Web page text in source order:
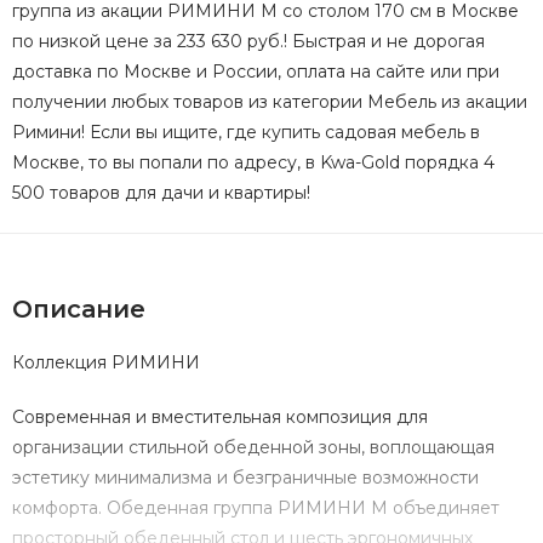
группа из акации РИМИНИ M со столом 170 см в Москве
по низкой цене за 233 630 руб.! Быстрая и не дорогая
доставка по Москве и России, оплата на сайте или при
получении любых товаров из категории Мебель из акации
Римини! Если вы ищите, где купить садовая мебель в
Москве, то вы попали по адресу, в Kwa-Gold порядка 4
500 товаров для дачи и квартиры!
Описание
Коллекция РИМИНИ
Современная и вместительная композиция для
организации стильной обеденной зоны, воплощающая
эстетику минимализма и безграничные возможности
комфорта. Обеденная группа РИМИНИ M объединяет
просторный обеденный стол и шесть эргономичных